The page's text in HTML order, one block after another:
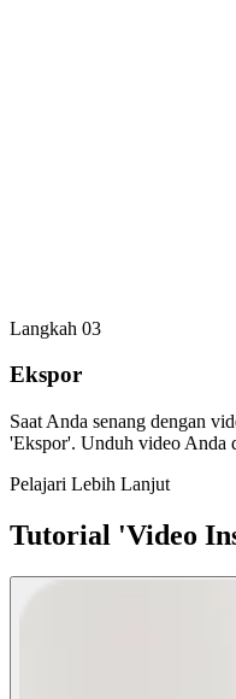
Langkah 03
Ekspor
Saat Anda senang dengan
'Ekspor'. Unduh video Anda
Pelajari Lebih Lanjut
Tutorial 'Video